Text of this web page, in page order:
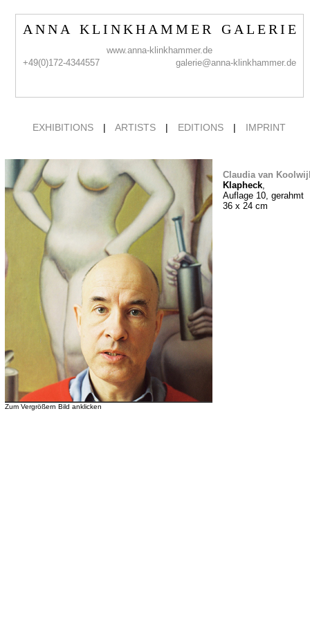
A N N A K L I N K H A M M E R G A L E R I E
www.anna-klinkhammer.de
+49(0)172-4344557
galerie@anna-klinkhammer.de
EXHIBITIONS | ARTISTS | EDITIONS | IMPRINT
Zum Vergrößern Bild anklicken
Claudia van
Klapheck,
Auflage 10, gerahmt
36 x 24 cm